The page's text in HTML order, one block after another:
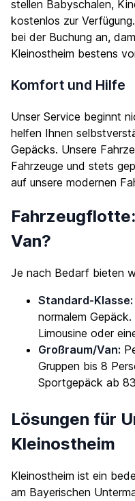
stellen Babyschalen,
kostenlos zur
bei der Buchung an,
Kleinostheim bestens
Komfort und Hilfe
Unser Service beginnt
helfen Ihnen
Gepäcks. Unsere
Fahrzeuge und stets
auf unsere modernen
Van?
Je nach Bedarf bieten
Standard-Klasse:
normalem
Limousine oder
Großraum/Van:
Gruppen bis 8
Sportgepäck ab
Lösungen für
Kleinostheim
Kleinostheim ist ein
am Bayerischen